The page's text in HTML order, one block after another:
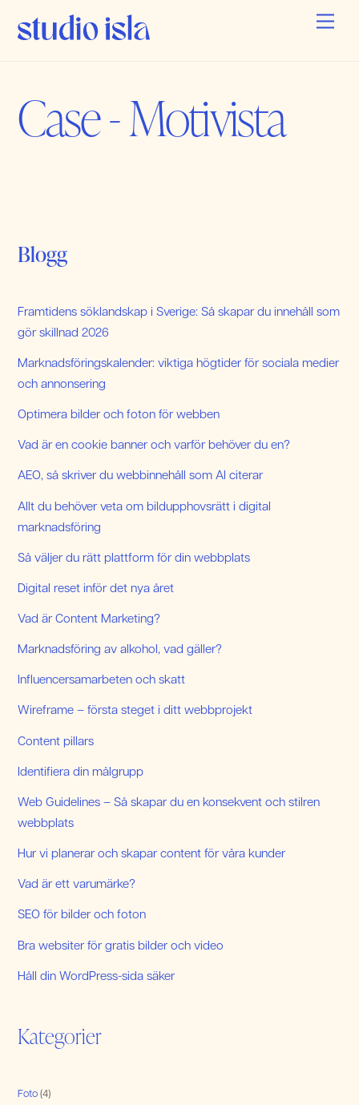
Case - Motivista
Blogg
Framtidens söklandskap i Sverige: Så skapar du innehåll som
gör skillnad 2026
Marknadsföringskalender: viktiga högtider för sociala medier
och annonsering
Optimera bilder och foton för webben
Vad är en cookie banner och varför behöver du en?
AEO, så skriver du webbinnehåll som AI citerar
Allt du behöver veta om bildupphovsrätt i digital
marknadsföring
Så väljer du rätt plattform för din webbplats
Digital reset inför det nya året
Vad är Content Marketing?
Marknadsföring av alkohol, vad gäller?
Influencersamarbeten och skatt
Wireframe – första steget i ditt webbprojekt
Content pillars
Identifiera din målgrupp
Web Guidelines – Så skapar du en konsekvent och stilren
webbplats
Hur vi planerar och skapar content för våra kunder
Vad är ett varumärke?
SEO för bilder och foton
Bra websiter för gratis bilder och video
Håll din WordPress-sida säker
Kategorier
Foto (4)